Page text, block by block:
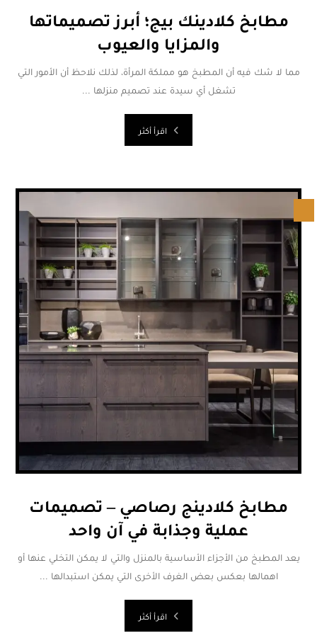
مطابخ كلادينك بيج؛ أبرز تصميماتها
والمزايا والعيوب
مما لا شك فيه أن المطبخ هو مملكة المرأة، لذلك نلاحظ أن الأمور التي
تشغل أي سيدة عند تصميم منزلها ...
اقرأ أكثر
مطابخ كلادينج رصاصي – تصميمات
عملية وجذابة في آن واحد
يعد المطبخ من الأجزاء الأساسية بالمنزل والتي لا يمكن التخلي عنها أو
اهمالها بعكس بعض الغرف الأخرى التي يمكن استبدالها ...
اقرأ أكثر